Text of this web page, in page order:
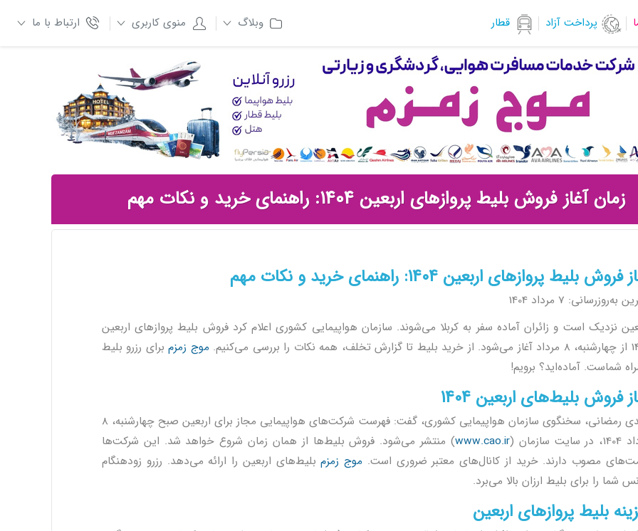
پرداخت آزاد قطار ارتباط با ما منوی کاربری وبلاگ
زمان آغاز فروش بلیط پروازهای اربعین 1404: راهنمای خرید و نکات مهم
فروش بلیط پروازهای اربعین 1404: راهنمای خرید و نکات مهم
به‌روزرسانی: 7 مرداد 1404
نزدیک است و زائران آماده سفر به کربلا می‌شوند. سازمان هواپیمایی کشوری اعلام کرد فروش بلیط پروازهای اربعین
را بررسی می‌کنیم.
موج زمزمبرای رزرو بلیط
شماست. آماده‌اید؟ برویم!
فروش بلیط‌های اربعین 1404
مهدی رمضانی، سخنگوی سازمان هواپیمایی کشوری، گفت: فهرست شرکت‌های هواپیمایی مجاز برای اربعین صبح چهارشنبه، 8
سازمان (
www.cao.ir) منتشر می‌شود. فروش بلیط‌ها از همان زمان شروع خواهد شد. این شرکت‌ها
مصوب دارند. خرید از کانال‌های معتبر ضروری است. موج زمزمبلیط‌های اربعین را ارائه می‌دهد. رزرو زودهنگام
شما را برای بلیط ارزان بالا می‌برد.
بلیط پروازهای اربعین